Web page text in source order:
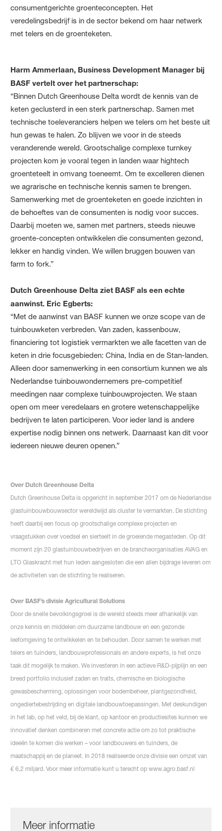
consumentgerichte groenteconcepten. Het
veredelingsbedrijf is in de sector bekend om haar netwerk
met telers en de groenteketen.
Harm Ammerlaan, Business Development Manager bij
BASF vertelt over het partnerschap:
“Binnen Dutch Greenhouse Delta wordt de kennis van de
keten geclusterd in een sterk partnerschap. Samen met
technische toeleveranciers helpen we telers om het beste uit
hun gewas te halen. Zo blijven we voor in de steeds
veranderende wereld. Grootschalige complexe turnkey
projecten kom je vooral tegen in landen waar hightech
groenteteelt in omvang toeneemt. Om te excelleren dienen
we agrarische en technische kennis samen te brengen.
Samenwerking met de groenteketen en goede inzichten in
de behoeftes van de consumenten is nodig voor succes.
Daarbij moeten we, samen met partners, steeds nieuwe
groente-concepten ontwikkelen die consumenten gezond,
lekker en handig vinden. We willen bruggen bouwen van
farm to fork.”
Dutch Greenhouse Delta ziet BASF als een echte
aanwinst. Eric Egberts:
“Met de aanwinst van BASF kunnen we onze scope van de
tuinbouwketen verbreden. Van zaden, kassenbouw,
financiering tot logistiek vermarkten we alle facetten van de
keten in drie focusgebieden: China, India en de Stan-landen.
Alleen door samenwerking in een consortium kunnen we als
Nederlandse tuinbouwondernemers pre-competitief
meedingen naar complexe tuinbouwprojecten. We staan
open om meer veredelaars en grotere wetenschappelijke
bedrijven te laten participeren. Voor ieder land is andere
expertise nodig binnen ons netwerk. Daarnaast kan dit voor
iedereen nieuwe deuren openen.”
Over Dutch Greenhouse Delta
Dutch Greenhouse Delta is opgericht in september 2017 om de Nederlandse
glastuinbouwbouwsector wereldwijd als cluster te vermarkten. De stichting
heeft daarbij een focus op grootschalige complexe projecten en
vraagstukken over voedsel en sierteelt in de groeiende megasteden. Op dit
moment zijn 20 glastuinbouwbedrijven en de brancheorganisaties AVAG en
LTO Glaskracht met hun leden aangesloten die een allen bijdrage leveren om
de activiteiten van de stichting te realiseren.
Over BASF’s divisie Agricultural Solutions
Door de snelle bevolkingsgroei is de wereld steeds meer afhankelijk van
onze kennis en middelen om duurzame landbouw en een gezonde
leefomgeving te ontwikkelen en te behouden. Door samen te werken met
telers en tuinders, landbouwprofessionals en andere experts, is het onze
taak dit mogelijk te maken. We investeren in een actieve R&D-pijplijn en een
breed portfolio inclusief zaden en traits, chemische en biologische
gewasbescherming, oplossingen voor bodembeheer, plantgezondheid,
ongediertebestrijding en digitale landbouwtoepassingen. Met deskundigen
in het lab, op het veld, bij de klant, op kantoor en productiesites kunnen we
innovatief denken combineren met concrete actie om zo tot praktische
ideeën te komen die werken – voor landbouwers en tuinders, de
maatschappij en de planeet. In 2018 realiseerde onze divisie een omzet van
€ 6,2 miljard. Voor meer informatie kunt u terecht op www.agro.basf.nl
Meer informatie